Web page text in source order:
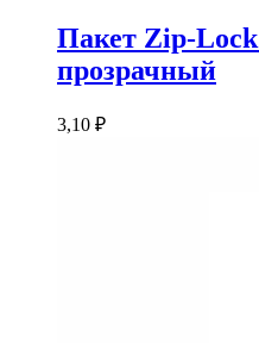
Пакет Zip-Lock
прозрачный
3,10 ₽